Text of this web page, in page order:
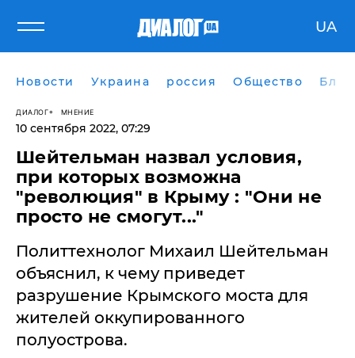
UA
Новости Украина россия Общество
ДИАЛОГ МНЕНИЕ
10 сентября 2022, 07:29
Шейтельман назвал условия,
при которых возможна
"революция" в Крыму : "Они не
просто не смогут..."
Политтехнолог Михаил Шейтельман
объяснил, к чему приведет
разрушение Крымского моста для
жителей оккупированного
полуострова.